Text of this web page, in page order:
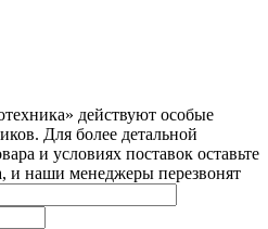
действуют особые
Для более детальной
и условиях поставок оставьте
и наши менеджеры перезвонят